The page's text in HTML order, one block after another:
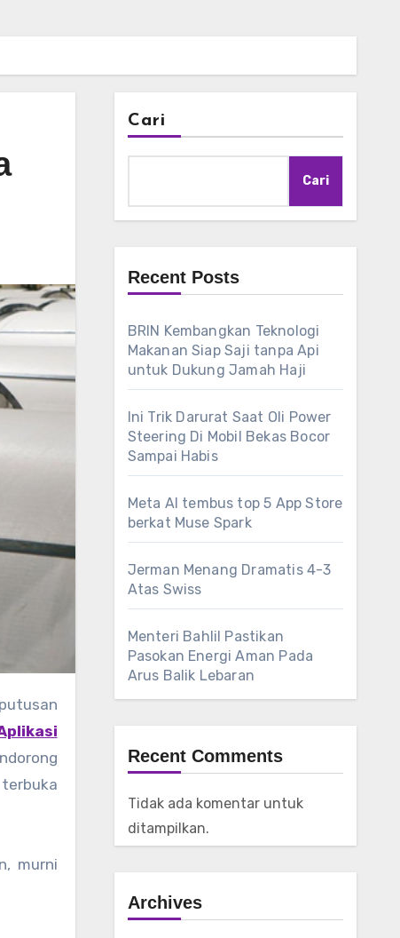
murni
Cari
Cari
Recent Posts
BRIN Kembangkan Teknologi
Makanan Siap Saji tanpa Api
untuk Dukung Jamah Haji
Ini Trik Darurat Saat Oli Power
Steering Di Mobil Bekas Bocor
Sampai Habis
Meta AI tembus top 5 App Store
berkat Muse Spark
Jerman Menang Dramatis 4-3
Atas Swiss
Menteri Bahlil Pastikan
Pasokan Energi Aman Pada
Arus Balik Lebaran
Recent Comments
Tidak ada komentar untuk
ditampilkan.
Archives